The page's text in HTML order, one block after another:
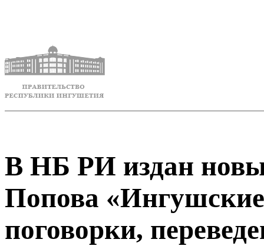
В НБ РИ издан
Попова
поговорки,